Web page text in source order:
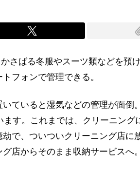
さばる冬服やスーツ類などを預
フォンで管理できる。
いていると湿気などの管理が面倒
す。これまでは、クリーニング
で、ついついクリーニング店に
店からそのまま収納サービスへ